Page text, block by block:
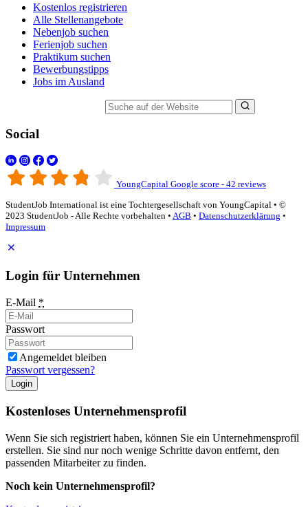
Kostenlos registrieren
Alle Stellenangebote
Nebenjob suchen
Ferienjob suchen
Praktikum suchen
Bewerbungstipps
Jobs im Ausland
Social
YoungCapital Google score - 42 reviews
StudentJob International ist eine Tochtergesellschaft von YoungCapital • ©
2023 StudentJob - Alle Rechte vorbehalten • AGB • Datenschutzerklärung •
Impressum
Login für Unternehmen
E-Mail *
Passwort
Angemeldet bleiben
Passwort vergessen?
Login
Kostenloses Unternehmensprofil
Wenn Sie sich registriert haben, können Sie ein Unternehmensprofil
erstellen. Sie sind nur noch wenige Schritte davon entfernt, den
passenden Mitarbeiter zu finden.
Noch kein Unternehmensprofil?